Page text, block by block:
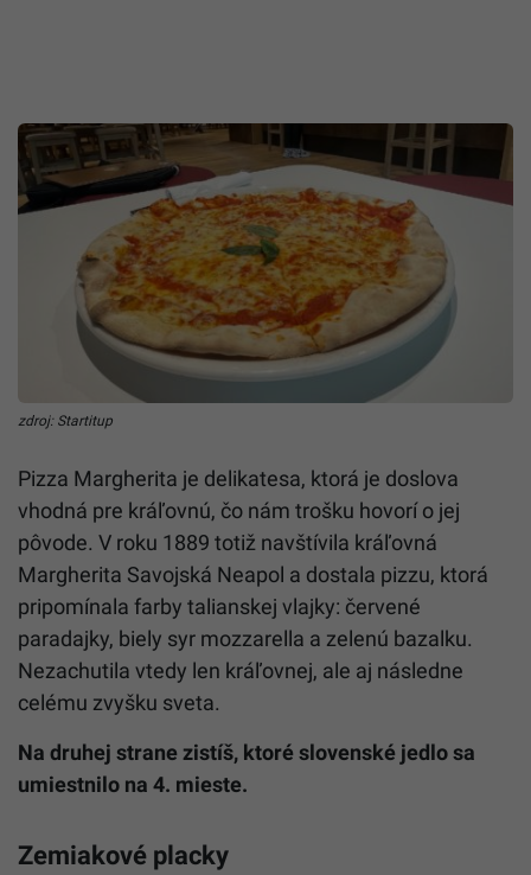
zdroj: Startitup
Pizza Margherita je delikatesa, ktorá je doslova
vhodná pre kráľovnú, čo nám trošku hovorí o jej
pôvode. V roku 1889 totiž navštívila kráľovná
Margherita Savojská Neapol a dostala pizzu, ktorá
pripomínala farby talianskej vlajky: červené
paradajky, biely syr mozzarella a zelenú bazalku.
Nezachutila vtedy len kráľovnej, ale aj následne
celému zvyšku sveta.
Na druhej strane zistíš, ktoré slovenské jedlo sa
umiestnilo na 4. mieste.
Zemiakové placky